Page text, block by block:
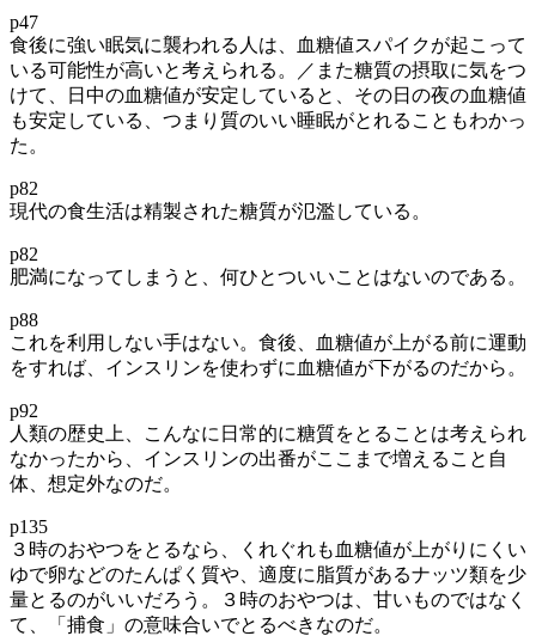
p47
食後に強い眠気に襲われる人は、血糖値スパイクが起こって
いる可能性が高いと考えられる。／また糖質の摂取に気をつ
けて、日中の血糖値が安定していると、その日の夜の血糖値
も安定している、つまり質のいい睡眠がとれることもわかっ
た。
p82
現代の食生活は精製された糖質が氾濫している。
p82
肥満になってしまうと、何ひとついいことはないのである。
p88
これを利用しない手はない。食後、血糖値が上がる前に運動
をすれば、インスリンを使わずに血糖値が下がるのだから。
p92
人類の歴史上、こんなに日常的に糖質をとることは考えられ
なかったから、インスリンの出番がここまで増えること自
体、想定外なのだ。
p135
３時のおやつをとるなら、くれぐれも血糖値が上がりにくい
ゆで卵などのたんぱく質や、適度に脂質があるナッツ類を少
量とるのがいいだろう。３時のおやつは、甘いものではなく
て、「捕食」の意味合いでとるべきなのだ。